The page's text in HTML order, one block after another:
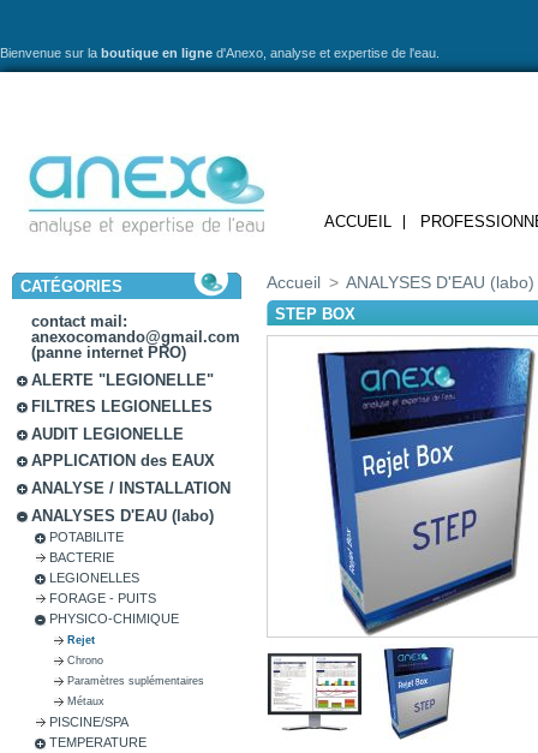
Bienvenue sur la boutique en ligne d'Anexo, analyse et expertise de l'eau.
ACCUEIL
CATÉGORIES
contact mail:
anexocomando@gmail.com
(panne internet PRO)
ALERTE "LEGIONELLE"
FILTRES LEGIONELLES
AUDIT LEGIONELLE
APPLICATION des EAUX
ANALYSE / INSTALLATION
ANALYSES D'EAU (labo)
POTABILITE
BACTERIE
LEGIONELLES
FORAGE - PUITS
PHYSICO-CHIMIQUE
Rejet
Chrono
Paramètres suplémentaires
Métaux
PISCINE/SPA
TEMPERATURE
Accueil > ANALYSES D'EAU (labo)
STEP BOX